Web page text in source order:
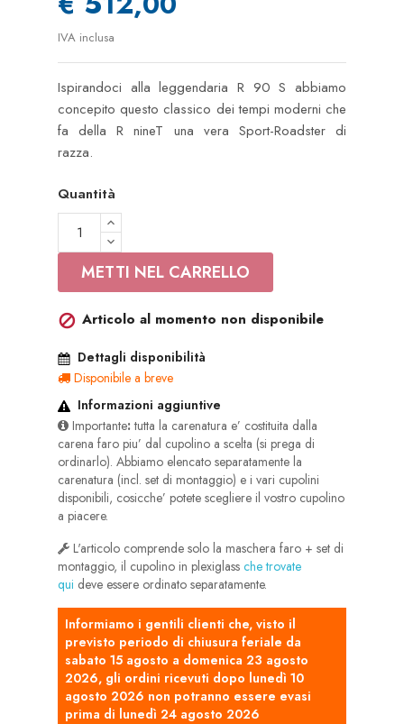
IVA inclusa
Ispirandoci alla leggendaria R 90 S abbiamo
concepito questo classico dei tempi moderni che
fa della R nineT una vera Sport-Roadster di
razza.
Quantità
METTI NEL CARRELLO
 Articolo al momento non disponibile
Dettagli disponibilità
Disponibile a breve
Informazioni aggiuntive
Importante:tutta la carenatura e’ costituita dalla
carena faro piu’ dal cupolino a scelta (si prega di
ordinarlo). Abbiamo elencato separatamente la
carenatura (incl. set di montaggio) e i vari cupolini
disponibili, cosicche’ potete scegliere il vostro cupolino
a piacere.
L'articolo comprende solo la maschera faro + set di
montaggio, il cupolino in plexiglass che trovate
qui deve essere ordinato separatamente.
Informiamo i gentili clienti che, visto il
previsto periodo di chiusura feriale da
sabato 15 agosto a domenica 23 agosto
2026, gli ordini ricevuti dopo lunedì 10
agosto 2026 non potranno essere evasi
prima di lunedì 24 agosto 2026